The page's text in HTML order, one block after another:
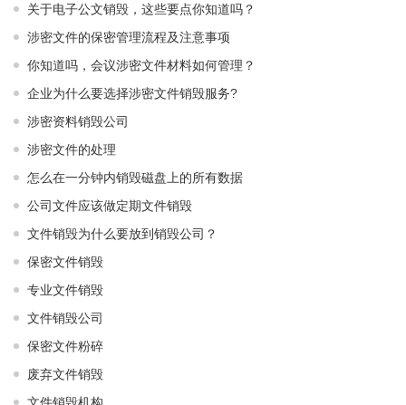
关于电子公文销毁，这些要点你知道吗？
涉密文件的保密管理流程及注意事项
你知道吗，会议涉密文件材料如何管理？
企业为什么要选择涉密文件销毁服务?
涉密资料销毁公司
涉密文件的处理
怎么在一分钟内销毁磁盘上的所有数据
公司文件应该做定期文件销毁
文件销毁为什么要放到销毁公司？
保密文件销毁
专业文件销毁
文件销毁公司
保密文件粉碎
废弃文件销毁
文件销毁机构